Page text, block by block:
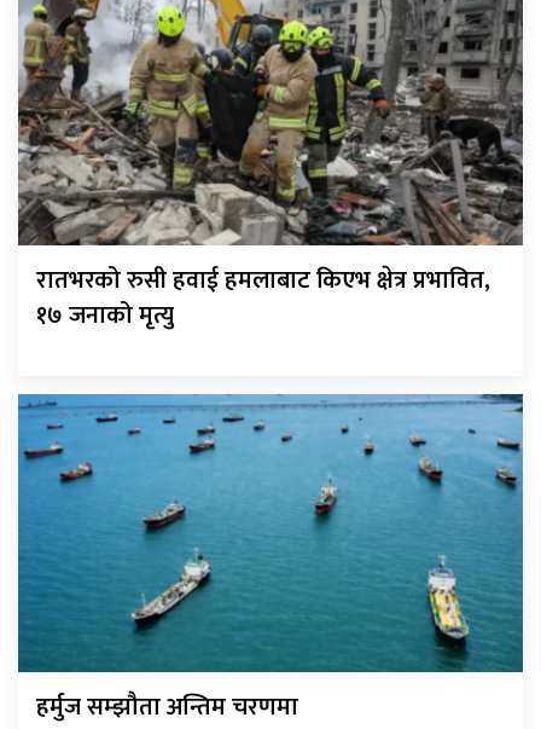
रातभरको रुसी हवाई हमलाबाट किएभ क्षेत्र प्रभावित,
१७ जनाको मृत्यु
हर्मुज सम्झौता अन्तिम चरणमा